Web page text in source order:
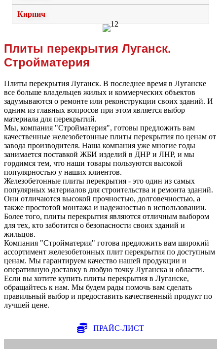
Кирпич
Плиты перекрытия Луганск.
Стройматерия
Плиты перекрытия Луганск. В последнее время в Луганске
все больше владельцев жилых и коммерческих объектов
задумываются о ремонте или реконструкции своих зданий. И
одним из главных вопросов при этом является выбор
материала для перекрытий.
Мы, компания "Стройматерия", готовы предложить вам
качественные железобетонные плиты перекрытия по ценам от
завода производителя. Наша компания уже многие годы
занимается поставкой ЖБИ изделий в ДНР и ЛНР, и мы
гордимся тем, что наши товары пользуются высокой
популярностью у наших клиентов.
Железобетонные плиты перекрытия - это один из самых
популярных материалов для строительства и ремонта зданий.
Они отличаются высокой прочностью, долговечностью, а
также простотой монтажа и надежностью в использовании.
Более того, плиты перекрытия являются отличным выбором
для тех, кто заботится о безопасности своих зданий и
жильцов.
Компания "Стройматерия" готова предложить вам широкий
ассортимент железобетонных плит перекрытия по доступным
ценам. Мы гарантируем качество нашей продукции и
оперативную доставку в любую точку Луганска и области.
Если вы хотите купить плиты перекрытия в Луганске,
обращайтесь к нам. Мы будем рады помочь вам сделать
правильный выбор и предоставить качественный продукт по
лучшей цене.
ПРАЙС-ЛИСТ